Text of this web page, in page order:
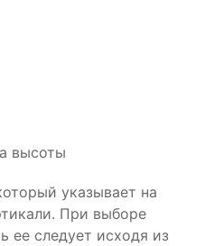
указывает на
При выборе
ее следует исходя из